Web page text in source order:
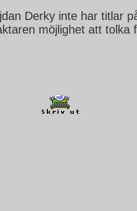
Derky inte har titlar
möjlighet att tolka